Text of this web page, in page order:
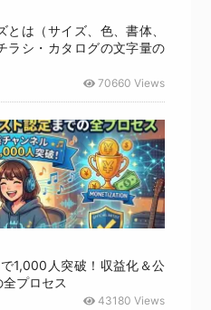
は（サイズ、色、書体、
ラシ・カタログの文字量の
70660 Views
1,000人突破！収益化＆公
プロセス
43180 Views